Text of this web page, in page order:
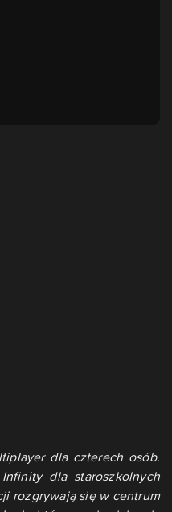
dla czterech osób.
dla staroszkolnych
rozgrywają się w centrum